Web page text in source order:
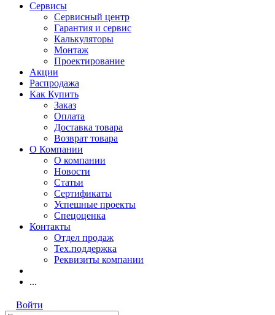
Сервисы
Сервисный центр
Гарантия и сервис
Калькуляторы
Монтаж
Проектирование
Акции
Распродажа
Как Купить
Заказ
Оплата
Доставка товара
Возврат товара
О Компании
О компании
Новости
Статьи
Сертификаты
Успешные проекты
Спецоценка
Контакты
Отдел продаж
Тех.поддержка
Реквизиты компании
...
Войти